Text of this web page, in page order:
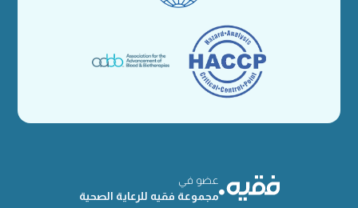
عضو في
مجموعة فقيه للرعاية الصحية